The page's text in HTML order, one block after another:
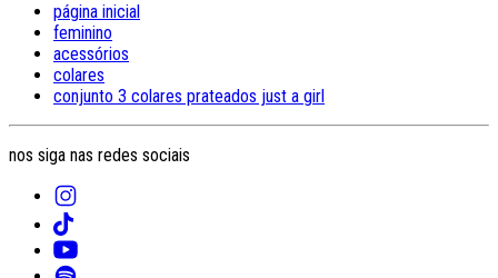
página inicial
feminino
acessórios
colares
conjunto 3 colares prateados just a girl
nos siga nas redes sociais